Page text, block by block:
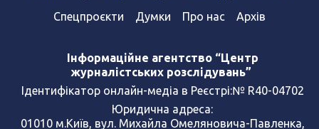
Спецпроєкти
Думки Про нас Архів
Інформаційне агентство “Центр
журналістських розслідувань”
Ідентифікатор онлайн-медіа в Реєстрі:№ R40-04702
Юридична адреса:
01010 м.Київ, вул. Михайла Омеляновича-Павленка,